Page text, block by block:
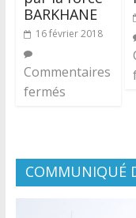
BARKHANE
16 février 2018
Commentaires
fermés
COMMUNIQUÉ